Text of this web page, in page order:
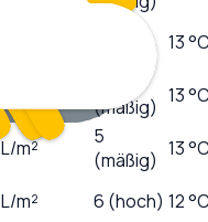
(mäßig) 13
(mäßig) 13
L/m²
5
(mäßig) 13
L/m² 6 (hoch) 12